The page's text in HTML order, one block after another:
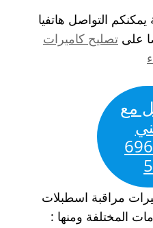
التواصل هاتفيا
على تصليح كاميرات
مع
مراقبة اسطبلات
المختلفة ومنها :